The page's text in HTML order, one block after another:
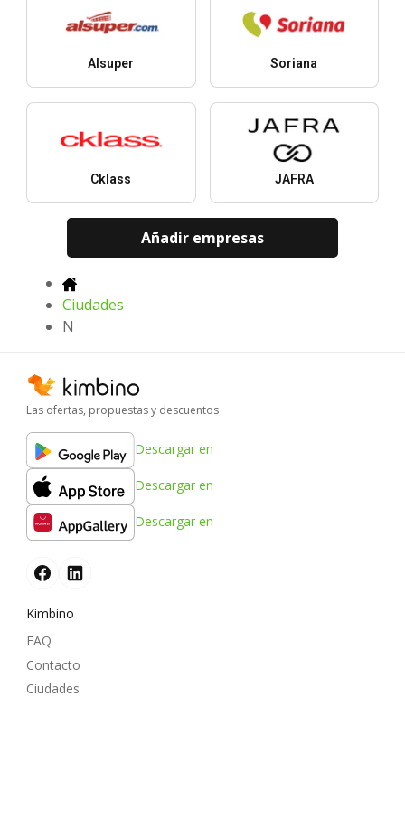
Alsuper Soriana
Cklass JAFRA
Añadir empresas
Ciudades
N
Las ofertas, propuestas y descuentos
Descargar en
Descargar en
Descargar en
Kimbino
FAQ
Contacto
Ciudades